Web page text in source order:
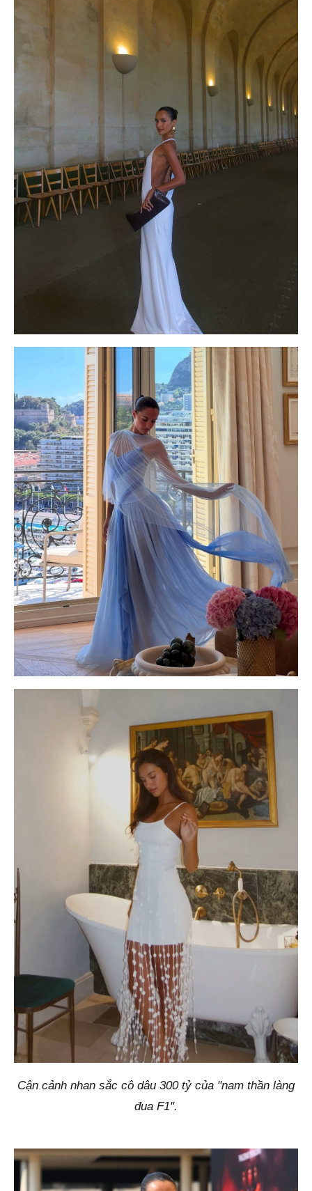
Cận cảnh nhan sắc cô dâu 300 tỷ của "nam thần làng
đua F1".